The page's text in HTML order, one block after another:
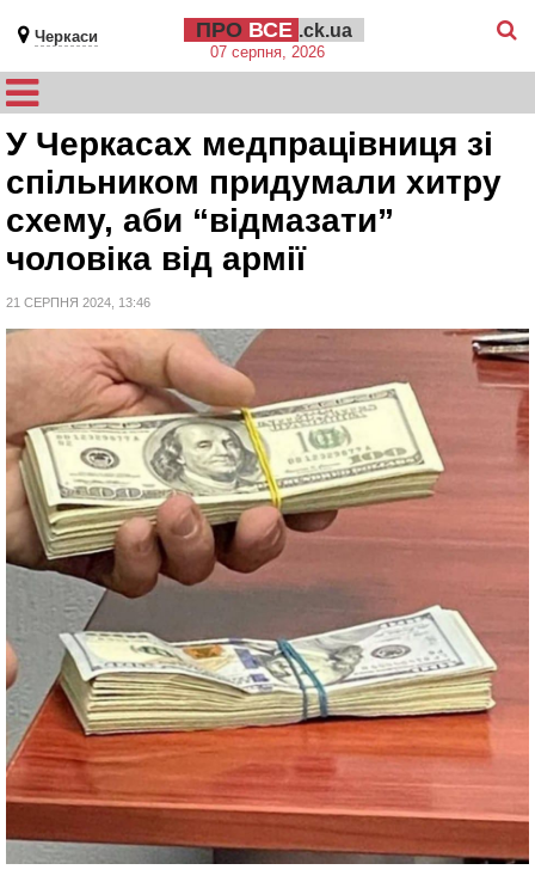
Черкаси ПРО ВСЕ .ck.ua
07 серпня, 2026
У Черкасах медпрацівниця зі
спільником придумали хитру
схему, аби “відмазати”
чоловіка від армії
21 СЕРПНЯ 2024, 13:46